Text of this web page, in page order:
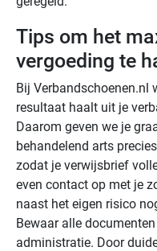
Tips om het
vergoeding te
Bij Verbandschoenen.nl
resultaat haalt uit je
Daarom geven we je
behandelend arts
zodat je verwijsbrief
even contact op met je
naast het eigen risico
Bewaar alle
administratie. Door